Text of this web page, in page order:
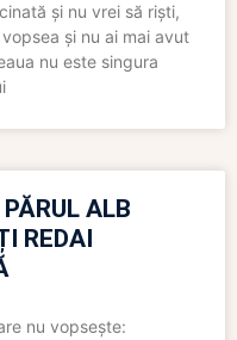
și nu vrei să riști,
și nu ai mai avut
nu este singura
ALB
REDAI
nu vopsește: